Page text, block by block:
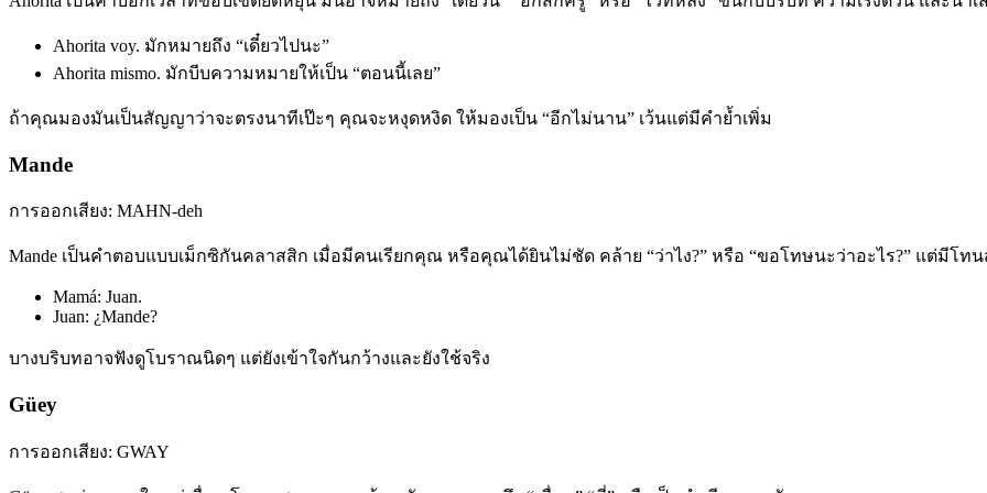
Ahorita voy. มักหมายถึง “เดี๋ยวไปนะ”
Ahorita mismo. มักบีบความหมายให้เป็น “ตอนนี้เลย”
ถ้าคุณมองมันเป็นสัญญาว่าจะตรงนาทีเป๊ะๆ คุณจะหงุดหงิด ให้มองเป็น “อีกไม่นาน” เว้นแต่มีคำย้ำเพิ่ม
Mande
การออกเสียง: MAHN-deh
Mande เป็นคำตอบแบบเม็กซิกันคลาสสิก เมื่อมีคนเรียกคุณ หรือคุณได้ยินไม่ชัด คล้าย “ว่าไง?” หรือ “ขอโทษนะว่าอะไร?” แต่มีโ
Mamá: Juan.
Juan: ¿Mande?
บางบริบทอาจฟังดูโบราณนิดๆ แต่ยังเข้าใจกันกว้างและยังใช้จริง
Güey
การออกเสียง: GWAY